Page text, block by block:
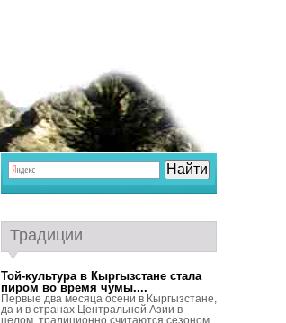
Традиции
Той-культура в Кыргызстане стала
пиром во время чумы....
Первые два месяца осени в Кыргызстане,
да и в странах Центральной Азии в
целом, традиционно считаются сезоном